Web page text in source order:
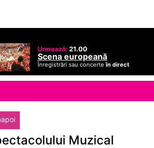
Urmează: 21.00
Scena europeană
Înregistrări sau concerteîn direct
Muzical